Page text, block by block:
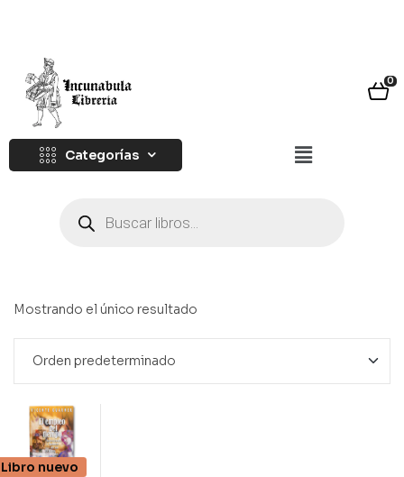
0
Categorías
Mostrando el único resultado
Libro nuevo